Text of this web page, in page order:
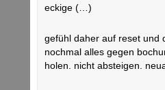
eckige (…)
gefühl daher auf reset und
nochmal alles gegen
holen. nicht absteigen.